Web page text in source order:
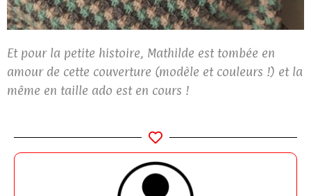
Et pour la petite histoire, Mathilde est tombée en
amour de cette couverture (modèle et couleurs !) et la
même en taille ado est en cours !